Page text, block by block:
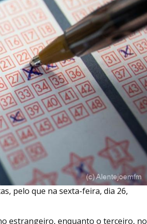
pelo que na sexta-feira, dia 26,
estrangeiro, enquanto o terceiro, no